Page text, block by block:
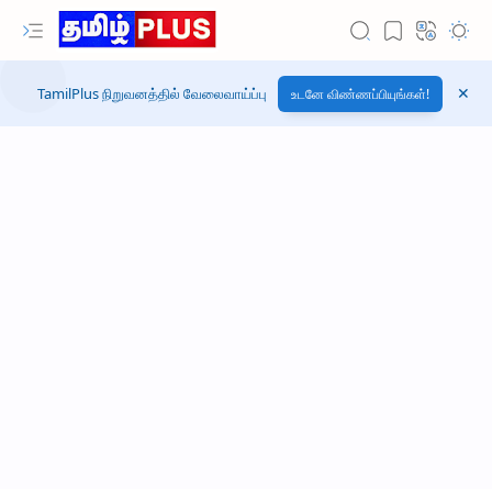
TamilPlus நிறுவனத்தில் வேலைவாய்ப்பு உடனே விண்ணப்பியுங்கள்!